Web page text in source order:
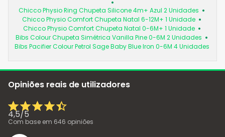
Chicco Physio Ring Chupeta Silicone 4m+ Azul 2 Unidades
Chicco Physio Comfort Chupeta Natal 6-12M+ 1 Unidade
Chicco Physio Comfort Chupeta Natal 0-6M+ 1 Unidade
Bibs Colour Chupeta Simétrica Vanilla Pine 0-6M 2 Unidades
Bibs Pacifier Colour Petrol Sage Baby Blue Iron 0-6M 4 Unidades
Opiniões reais de utilizadores
4,5/5
Com base em 646 opiniões